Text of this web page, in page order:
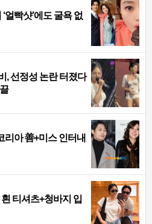
얼빡샷’에도 굴욕 없
, 선정성 논란 터졌다
리아 善+미스 인터내
티셔츠+청바지 입